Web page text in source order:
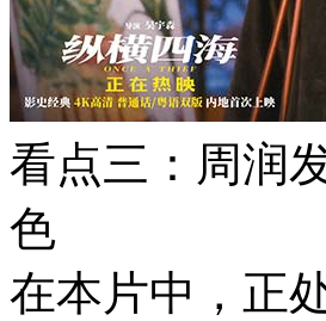
看点三：周润
色
在本片中，正